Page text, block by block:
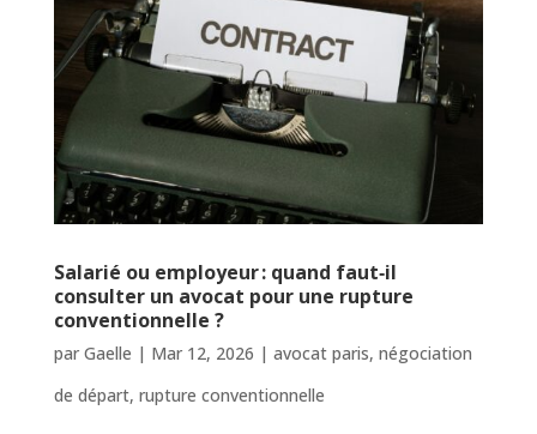
Salarié ou employeur : quand faut‑il
consulter un avocat pour une rupture
conventionnelle ?
par Gaelle | Mar 12, 2026 | avocat paris, négociation
de départ, rupture conventionnelle